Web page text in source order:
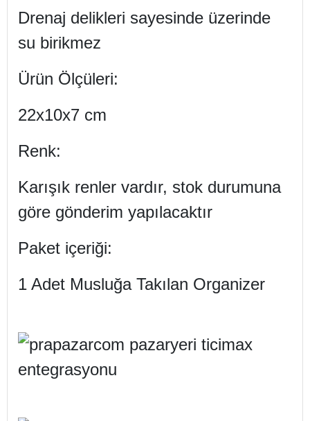
Drenaj delikleri sayesinde üzerinde
su birikmez
Ürün Ölçüleri:
22x10x7 cm
Renk:
Karışık renler vardır, stok durumuna
göre gönderim yapılacaktır
Paket içeriği:
1 Adet Musluğa Takılan Organizer